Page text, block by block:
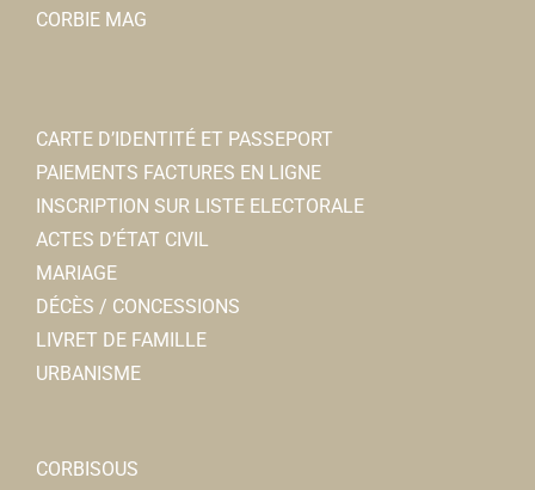
CORBIE MAG
CARTE D’IDENTITÉ ET PASSEPORT
PAIEMENTS FACTURES EN LIGNE
INSCRIPTION SUR LISTE ELECTORALE
ACTES D’ÉTAT CIVIL
MARIAGE
DÉCÈS / CONCESSIONS
LIVRET DE FAMILLE
URBANISME
CORBISOUS